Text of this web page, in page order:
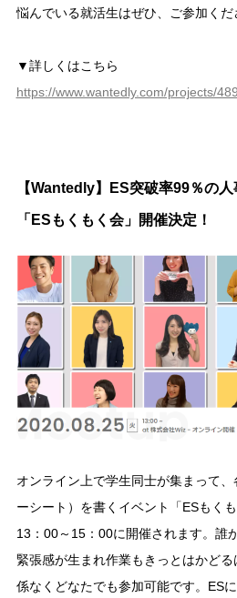
悩んでいる就活生はぜひ、ご参加くだ
▼詳しくはこちら
https://www.wantedly.com/projects/
【Wantedly】ES突破率99％の人
「ESもくもく会」開催決定！
オンライン上で学生同士が集まって、
ーシート）を書くイベント「ESもく
13：00～15：00に開催されます。誰
緊張感が生まれ作業もきっとはかど
係なくどなたでも参加可能です。ES